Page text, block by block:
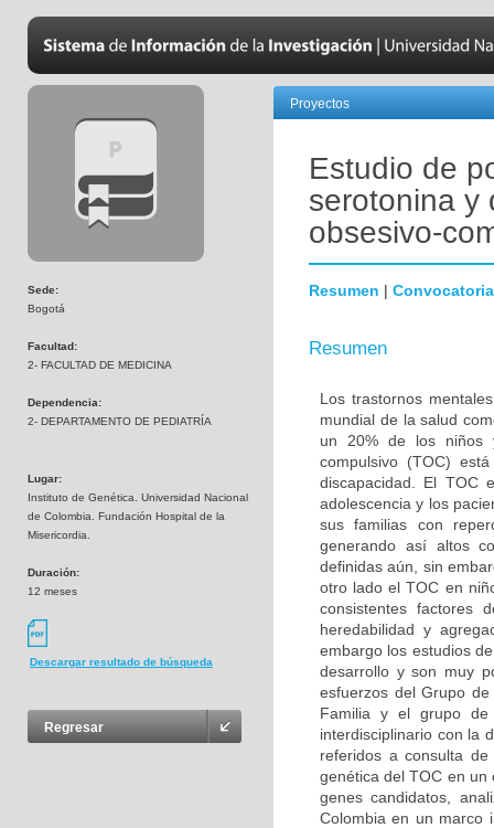
Sede:
Bogotá
Facultad:
2- FACULTAD DE MEDICINA
Dependencia:
2- DEPARTAMENTO DE PEDIATRÍA
Lugar:
Instituto de Genética. Universidad Nacional
de Colombia. Fundación Hospital de la
Misericordia.
Duración:
12 meses
Descargar resultado de búsqueda
Regresar
Proyectos
Estudio de
serotonina y
obsesivo-
Resumen | Convocatoria
Resumen
Los trastornos
mundial de la salud
un 20% de los niños
compulsivo (TOC)
discapacidad. El TOC
adolescencia y los
sus familias con
generando así altos
definidas aún, sin
otro lado el TOC en
consistentes factores
heredabilidad y
embargo los estudios
desarrollo y son muy
esfuerzos del Grupo
Familia y el grupo de
interdisciplinario con la
referidos a consulta
genética del TOC en un
genes candidatos,
Colombia en un marco